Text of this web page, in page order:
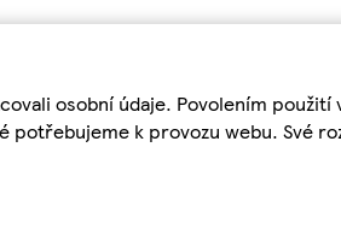
osobní údaje. Povolením
k provozu webu. Své